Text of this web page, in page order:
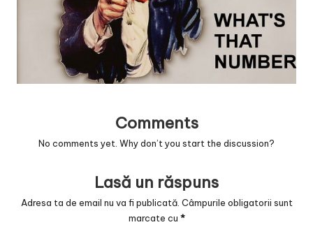
e
Comments
No comments yet. Why don’t you start the discussion?
Lasă un răspuns
Adresa ta de email nu va fi publicată. Câmpurile obligatorii sunt
marcate cu *